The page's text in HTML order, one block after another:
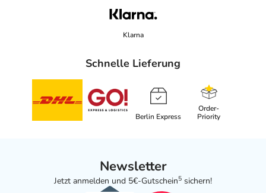
Klarna
Schnelle Lieferung
Berlin Express
Order-
Priority
Newsletter
Jetzt anmelden und 5€-Gutschein5 sichern!